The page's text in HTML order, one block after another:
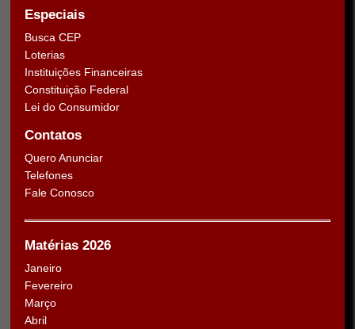
Especiais
Busca CEP
Loterias
Instituições Financeiras
Constituição Federal
Lei do Consumidor
Contatos
Quero Anunciar
Telefones
Fale Conosco
Matérias 2026
Janeiro
Fevereiro
Março
Abril